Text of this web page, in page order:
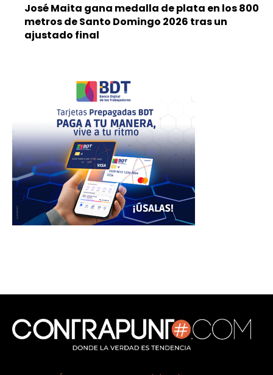
José Maita gana medalla de plata en los 800
metros de Santo Domingo 2026 tras un
ajustado final